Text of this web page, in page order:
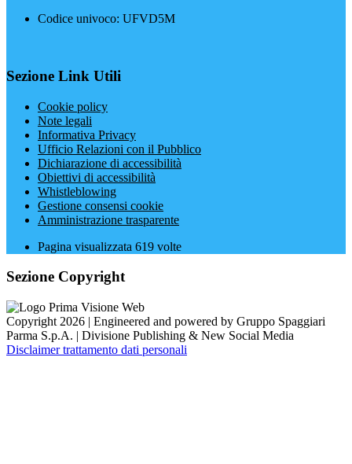
Codice univoco: UFVD5M
Sezione Link Utili
Cookie policy
Note legali
Informativa Privacy
Ufficio Relazioni con il Pubblico
Dichiarazione di accessibilità
Obiettivi di accessibilità
Whistleblowing
Gestione consensi cookie
Amministrazione trasparente
Pagina visualizzata 619 volte
Sezione Copyright
Copyright 2026 | Engineered and powered by Gruppo Spaggiari
Parma S.p.A. | Divisione Publishing & New Social Media
Disclaimer trattamento dati personali